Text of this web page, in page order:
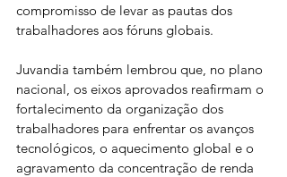
compromisso de levar as pautas dos
trabalhadores aos fóruns globais.
Juvandia também lembrou que, no plano
nacional, os eixos aprovados reafirmam o
fortalecimento da organização dos
trabalhadores para enfrentar os avanços
tecnológicos, o aquecimento global e o
agravamento da concentração de renda